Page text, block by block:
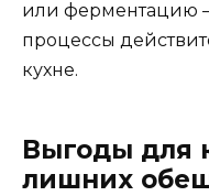
или ферментацию –
процессы
кухне.
Выгоды для
лишних